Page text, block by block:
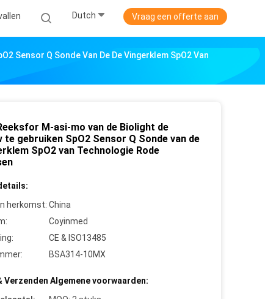
Dutch Vraag een offerte aan
Sensor Q Sonde Van De De Vingerklem SpO2 Van
M-asi-mo van de Biolight de
te gebruiken SpO2 Sensor Q Sonde van de
SpO2 van Technologie Rode
herkomst: China
Coyinmed
CE & ISO13485
BSA314-10MX
Verzenden Algemene voorwaarden: